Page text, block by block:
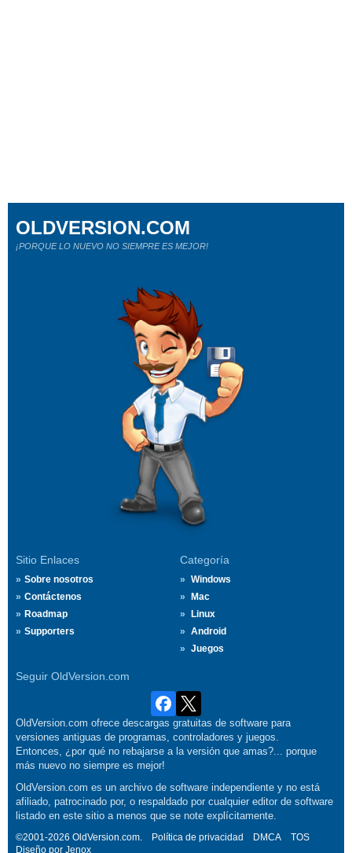
Sitio Enlaces
Sobre nosotros
Contáctenos
Roadmap
Supporters
Categoría
Windows
Mac
Linux
Android
Juegos
Seguir OldVersion.com
OLDVERSION.COM
¡PORQUE LO NUEVO NO SIEMPRE ES MEJOR!
OldVersion.com ofrece descargas gratuitas de software para
versiones antiguas de programas, controladores y juegos.
Entonces, ¿por qué no rebajarse a la versión que amas?... porque
más nuevo no siempre es mejor!
OldVersion.com es un archivo de software independiente y no está
afiliado, patrocinado por, o respaldado por cualquier editor de software
listado en este sitio a menos que se note explícitamente.
©2001-2026 OldVersion.com. Política de privacidad DMCA
TOS
Diseño por Jenox